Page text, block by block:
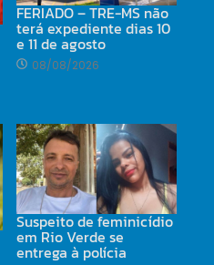
FERIADO – TRE-MS não
terá expediente dias 10
e 11 de agosto
08/08/2026
Suspeito de feminicídio
em Rio Verde se
entrega à polícia